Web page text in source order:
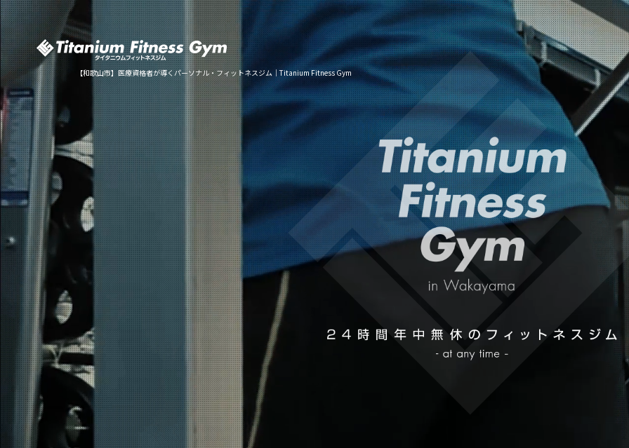
【和歌山市】医療資格者が導くパーソナル・フィットネスジム｜Titanium Fitness Gym